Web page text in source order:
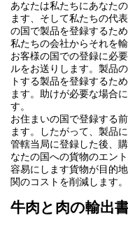
あなたは私たちにあなた
ます、そして私たちの代
の国で製品を登録するた
私たちの会社からそれを輸
お客様の国での登録に必
ルをお送りします。製品
トする製品を登録するた
ます。助けが必要な場合
す。
お住まいの国で登録する
ます。したがって、製品
管轄当局に登録した後、
なたの国への貨物のエン
容易にします貨物が目的
関のコストを削減します。
牛肉と肉の輸出